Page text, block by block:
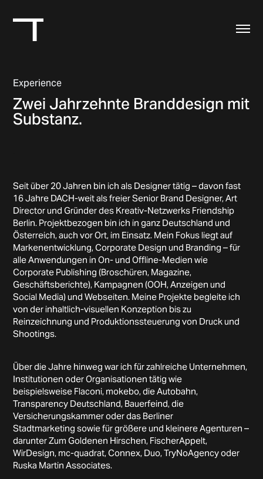
Experience
Zwei Jahrzehnte Branddesign mit
Substanz.
Seit über 20 Jahren bin ich als Designer tätig – davon fast
16 Jahre DACH-weit als freier Senior Brand Designer, Art
Director und Gründer des Kreativ-Netzwerks Friendship
Berlin. Projektbezogen bin ich in ganz Deutschland und
Österreich, auch vor Ort, im Einsatz. Mein Fokus liegt auf
Markenentwicklung, Corporate Design und Branding – für
alle Anwendungen in On- und Offline-Medien wie
Corporate Publishing (Broschüren, Magazine,
Geschäftsberichte), Kampagnen (OOH, Anzeigen und
Social Media) und Webseiten. Meine Projekte begleite ich
von der inhaltlich-visuellen Konzeption bis zu
Reinzeichnung und Produktionssteuerung von Druck und
Shootings.
Über die Jahre hinweg war ich für zahlreiche Unternehmen,
Institutionen oder Organisationen tätig wie
beispielsweise Flaconi, mokebo, die Autobahn,
Transparency Deutschland, Bauerfeind, die
Versicherungskammer oder das Berliner
Stadtmarketing sowie für größere und kleinere Agenturen –
darunter Zum Goldenen Hirschen, FischerAppelt,
WirDesign, mc-quadrat, Connex, Duo, TryNoAgency oder
Ruska Martin Associates.